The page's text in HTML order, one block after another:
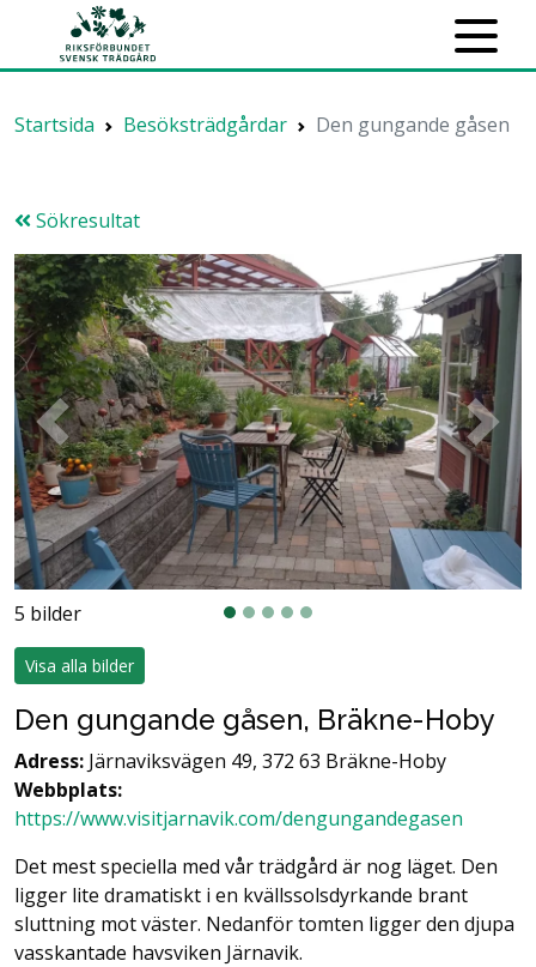
Startsida Besöksträdgårdar Den gungande gåsen
Sökresultat
Previous Next
5 bilder
Visa alla bilder
Den gungande gåsen, Bräkne-Hoby
Adress: Järnaviksvägen 49, 372 63 Bräkne-Hoby
Webbplats:
https://www.visitjarnavik.com/dengungandegasen
Det mest speciella med vår trädgård är nog läget. Den
ligger lite dramatiskt i en kvällssolsdyrkande brant
sluttning mot väster. Nedanför tomten ligger den djupa
vasskantade havsviken Järnavik.